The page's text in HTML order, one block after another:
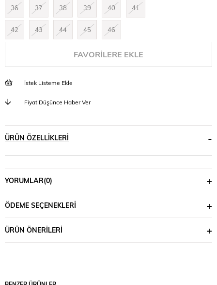
36 37 38 39 40 41
42 43 44 45 46
FAVORILERE EKLE
İstek Listeme Ekle
Fiyat Düşünce Haber Ver
ÜRÜN ÖZELLIKLERI
YORUMLAR(0)
ÖDEME SEÇENEKLERI
ÜRÜN ÖNERILERI